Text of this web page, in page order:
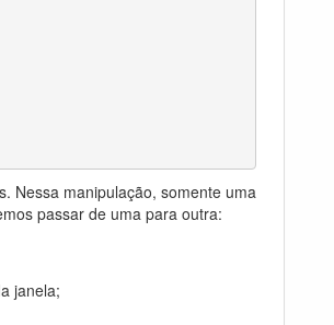
Nessa manipulação, somente uma
passar de uma para outra:
janela;